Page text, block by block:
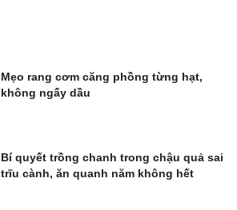
Mẹo rang cơm căng phồng từng hạt,
không ngấy dầu
Bí quyết trồng chanh trong chậu quả sai
trĩu cành, ăn quanh năm không hết